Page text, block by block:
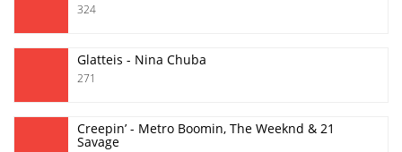
324
Glatteis - Nina Chuba
271
Creepin’ - Metro Boomin, The Weeknd & 21
Savage